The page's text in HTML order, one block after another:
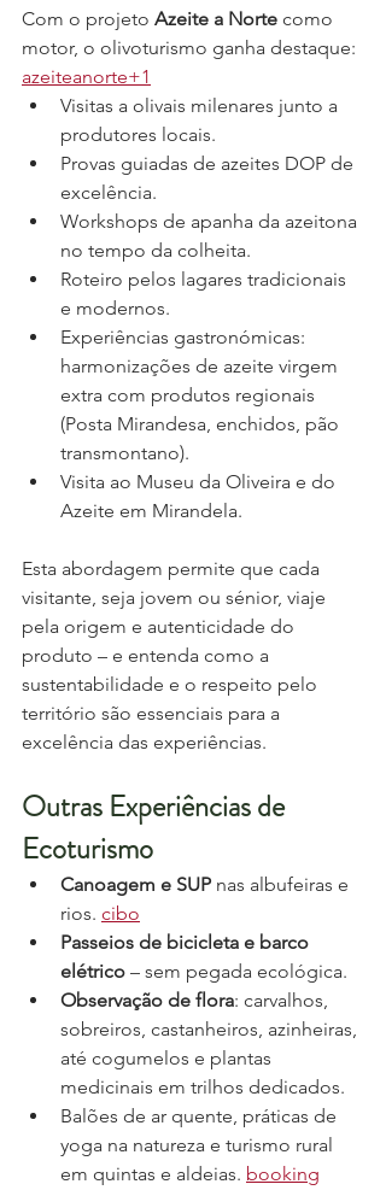
Com o projeto Azeite a Norte como
motor, o olivoturismo ganha destaque:
azeiteanorte+1
Visitas a olivais milenares junto a
produtores locais.
Provas guiadas de azeites DOP de
excelência.
Workshops de apanha da azeitona
no tempo da colheita.
Roteiro pelos lagares tradicionais
e modernos.
Experiências gastronómicas:
harmonizações de azeite virgem
extra com produtos regionais
(Posta Mirandesa, enchidos, pão
transmontano).
Visita ao Museu da Oliveira e do
Azeite em Mirandela.
Esta abordagem permite que cada
visitante, seja jovem ou sénior, viaje
pela origem e autenticidade do
produto – e entenda como a
sustentabilidade e o respeito pelo
território são essenciais para a
excelência das experiências.
Outras Experiências de
Ecoturismo
Canoagem e SUP nas albufeiras e
rios. cibo
Passeios de bicicleta e barco
elétrico – sem pegada ecológica.
Observação de flora: carvalhos,
sobreiros, castanheiros, azinheiras,
até cogumelos e plantas
medicinais em trilhos dedicados.
Balões de ar quente, práticas de
yoga na natureza e turismo rural
em quintas e aldeias. booking